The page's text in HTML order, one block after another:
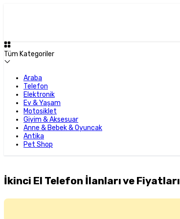
Tüm Kategoriler
Araba
Telefon
Elektronik
Ev & Yaşam
Motosiklet
Giyim & Aksesuar
Anne & Bebek & Oyuncak
Antika
Pet Shop
İkinci El Telefon İlanları ve Fiyatları